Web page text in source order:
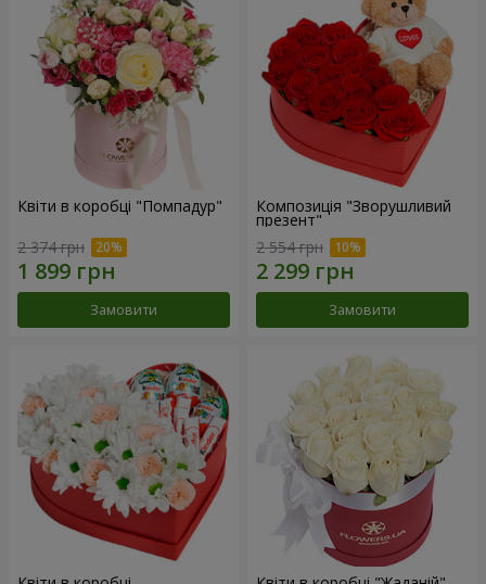
Квіти в коробці "Помпадур"
2 374 грн
Замовити
Композиція "Зворушливий
презент"
2 554 грн
Замовити